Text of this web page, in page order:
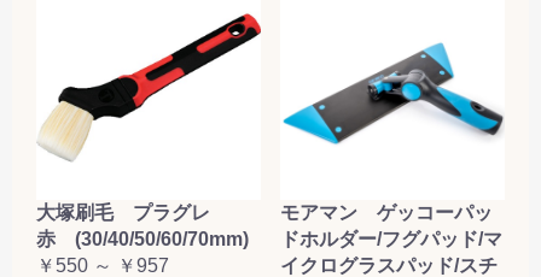
大塚刷毛 プラグレ
赤 (30/40/50/60/70mm)
￥550 ～ ￥957
モアマン ゲッコーパッ
ドホルダー/フグパッド/マ
イクログラスパッド/スチ